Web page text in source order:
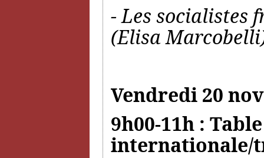
- Les socialistes
(Elisa
Vendredi 20
9h00-11h :
internationale/